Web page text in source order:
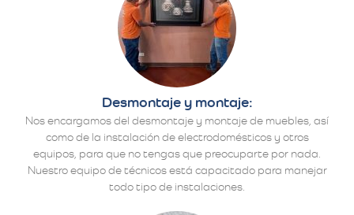
Desmontaje y montaje:
Nos encargamos del desmontaje y montaje de muebles, así
como de la instalación de electrodomésticos y otros
equipos, para que no tengas que preocuparte por nada.
Nuestro equipo de técnicos está capacitado para manejar
todo tipo de instalaciones.